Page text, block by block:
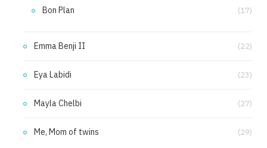
Bon Plan (17)
Emma Benji II (22)
Eya Labidi (23)
Mayla Chelbi (27)
Me, Mom of twins (29)